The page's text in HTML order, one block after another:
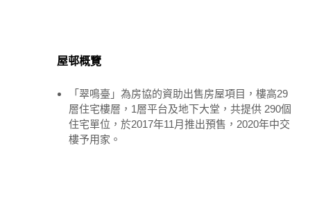
屋邨概覽
「翠鳴臺」為房協的資助出售房屋項目，樓高29
層住宅樓層，1層平台及地下大堂，共提供 290個
住宅單位，於2017年11月推出預售，2020年中交
樓予用家。